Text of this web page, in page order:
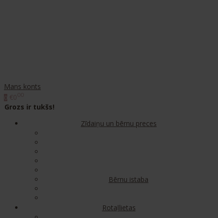
Mans konts
Grozs ir tukšs!
Zīdaiņu un bērnu preces
Bērnu istaba
Rotaļlietas